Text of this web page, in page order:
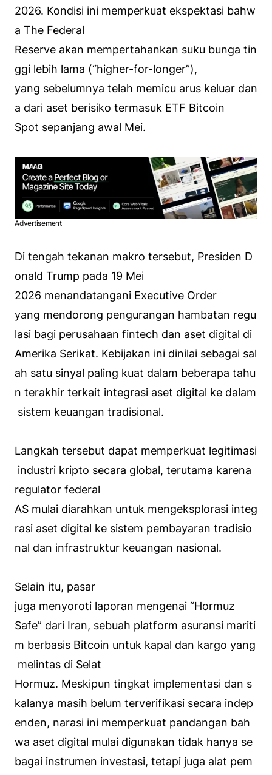
2026. Kondisi ini memperkuat ekspektasi bahw
a The Federal
Reserve akan mempertahankan suku bunga tin
ggi lebih lama (“higher-for-longer”),
yang sebelumnya telah memicu arus keluar dan
a dari aset berisiko termasuk ETF Bitcoin
Spot sepanjang awal Mei.
Advertisement
Di tengah tekanan makro tersebut, Presiden D
onald Trump pada 19 Mei
2026 menandatangani Executive Order
yang mendorong pengurangan hambatan regu
lasi bagi perusahaan fintech dan aset digital di
Amerika Serikat. Kebijakan ini dinilai sebagai sal
ah satu sinyal paling kuat dalam beberapa tahu
n terakhir terkait integrasi aset digital ke dalam
sistem keuangan tradisional.
Langkah tersebut dapat memperkuat legitimasi
industri kripto secara global, terutama karena
regulator federal
AS mulai diarahkan untuk mengeksplorasi integ
rasi aset digital ke sistem pembayaran tradisio
nal dan infrastruktur keuangan nasional.
Selain itu, pasar
juga menyoroti laporan mengenai “Hormuz
Safe” dari Iran, sebuah platform asuransi mariti
m berbasis Bitcoin untuk kapal dan kargo yang
melintas di Selat
Hormuz. Meskipun tingkat implementasi dan s
kalanya masih belum terverifikasi secara indep
enden, narasi ini memperkuat pandangan bah
wa aset digital mulai digunakan tidak hanya se
bagai instrumen investasi, tetapi juga alat pem